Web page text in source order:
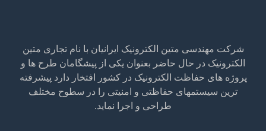
شرکت مهندسی متین الکترونیک ایرانیان با نام تجاری متین
الکترونیک در حال حاضر بعنوان یکی از پیشگامان طرح ها و
پروژه های حفاظت الکترونیک در کشور افتخار دارد پیشرفته
ترین سیستمهای حفاظتی و امنیتی را در سطوح مختلف
طراحی و اجرا نماید.